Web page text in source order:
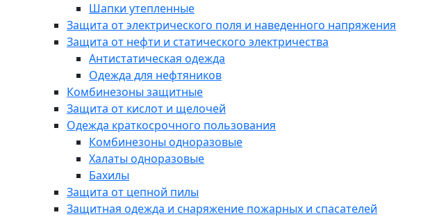
Шапки утепленные
Защита от электрического поля и наведенного напряжения
Защита от нефти и статического электричества
Антистатическая одежда
Одежда для нефтяников
Комбинезоны защитные
Защита от кислот и щелочей
Одежда краткосрочного пользования
Комбинезоны одноразовые
Халаты одноразовые
Бахилы
Защита от цепной пилы
Защитная одежда и снаряжение пожарных и спасателей